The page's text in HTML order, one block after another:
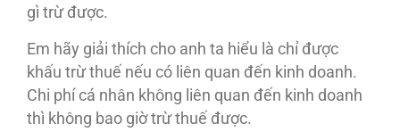
gì trừ được.
Em hãy giải thích cho anh ta hiểu là chỉ được
khấu trừ thuế nếu có liên quan đến kinh doanh.
Chi phí cá nhân không liên quan đến kinh doanh
thì không bao giờ trừ thuế được.